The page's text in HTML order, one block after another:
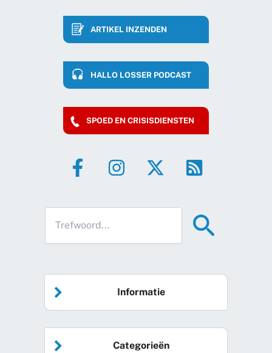
ARTIKEL INZENDEN
HALLO LOSSER PODCAST
SPOED EN CRISISDIENSTEN
Informatie
Home
Categorieën